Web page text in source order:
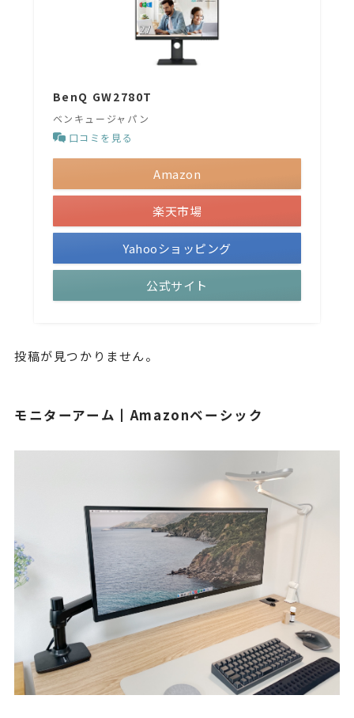
BenQ GW2780T
ベンキュージャパン
口コミを見る
Amazon
楽天市場
Yahooショッピング
公式サイト
投稿が見つかりません。
モニターアーム┃Amazonベーシック